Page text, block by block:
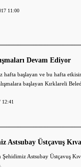
11:00
Devam Ediyor
hafta başlayan ve bu hafta
başlayan Kırklareli
12:41
Astsubay Üstçavuş
Şehidimiz Astsubay Üstçavuş